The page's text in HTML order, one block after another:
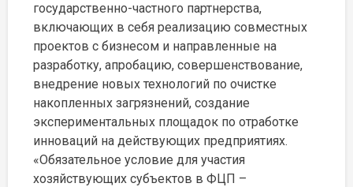
государственно-частного партнерства,
включающих в себя реализацию совместных
проектов с бизнесом и направленные на
разработку, апробацию, совершенствование,
внедрение новых технологий по очистке
накопленных загрязнений, создание
экспериментальных площадок по отработке
инноваций на действующих предприятиях.
«Обязательное условие для участия
хозяйствующих субъектов в ФЦП –